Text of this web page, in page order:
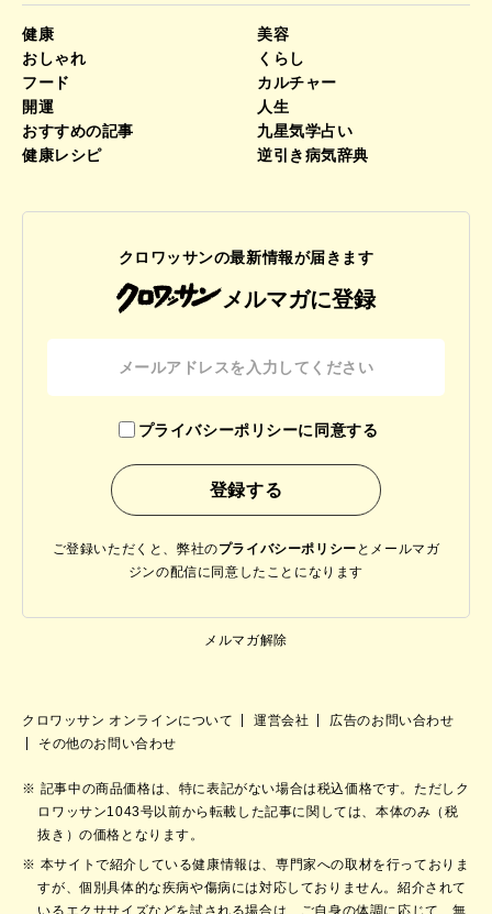
健康
美容
おしゃれ
くらし
フード
カルチャー
開運
人生
おすすめの記事
九星気学占い
健康レシピ
逆引き病気辞典
クロワッサンの最新情報が届きます
メルマガに登録
プライバシーポリシーに同意する
ご登録いただくと、弊社のプライバシーポリシー と メールマガ
ジンの配信に同意したことになります
メルマガ解除
クロワッサン オンラインについて 運営会社
広告のお問い合わせ
その他のお問い合わせ
記事中の商品価格は、特に表記がない場合は税込価格です。ただしク
ロワッサン1043号以前から転載した記事に関しては、本体のみ（税
抜き）の価格となります。
本サイトで紹介している健康情報は、専門家への取材を行っておりま
すが、個別具体的な疾病や傷病には対応しておりません。紹介されて
いるエクササイズなどを試される場合は、ご自身の体調に応じて、無